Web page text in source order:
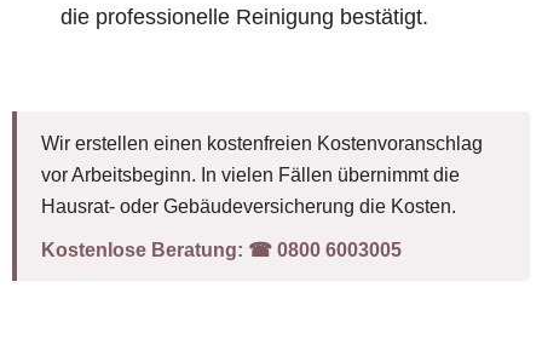
die professionelle Reinigung bestätigt.
Wir erstellen einen kostenfreien Kostenvoranschlag
vor Arbeitsbeginn. In vielen Fällen übernimmt die
Hausrat- oder Gebäudeversicherung die Kosten.
Kostenlose Beratung: ☎︎ 0800 6003005